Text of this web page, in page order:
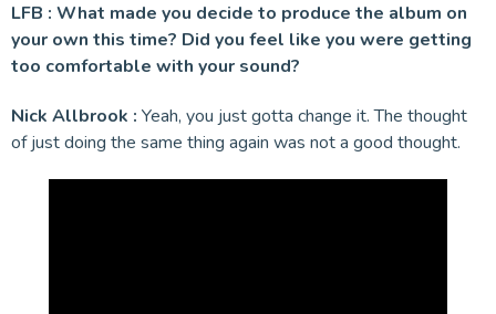
LFB : What made you decide to produce the album on
your own this time? Did you feel like you were getting
too comfortable with your sound?
Nick Allbrook : Yeah, you just gotta change it. The thought
of just doing the same thing again was not a good thought.